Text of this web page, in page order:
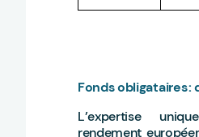
Fonds obligataires :
L’expertise
rendement